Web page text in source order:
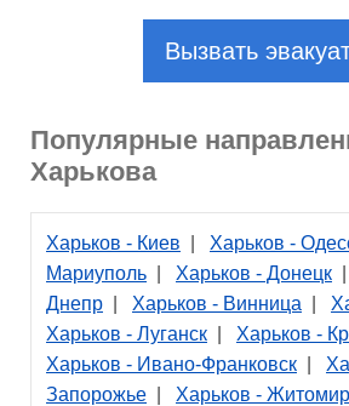
Вызвать
Популярные
Харькова
Харьков - Киев Харьков -
Мариуполь
Харьков - Донецк
Днепр
Харьков - Винница
Харьков - Луганск
Харьков -
Харьков - Ивано-Франковск
Запорожье
Харьков - Житомир